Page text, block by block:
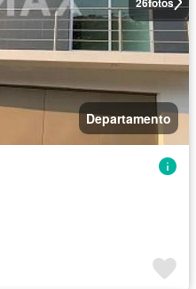
Departamento